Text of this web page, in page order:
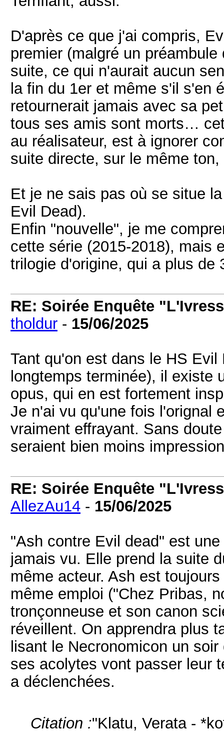
D'après ce que j'ai compris,
premier (malgré un
suite, ce qui n'aurait aucun
la fin du 1er et même s'il s'en
retournerait jamais avec sa
tous ses amis sont morts…
au réalisateur, est à ignorer
suite directe, sur le même
Et je ne sais pas où se situe
Evil Dead).
Enfin "nouvelle", je me
cette série (2015-2018), mais
trilogie d'origine, qui a plus de
RE: Soirée Enquête
tholdur - 15/06/2025
Tant qu'on est dans le HS
longtemps terminée), il existe
opus, qui en est fortement
Je n'ai vu qu'une fois l'orignal
vraiment effrayant. Sans
seraient bien moins
RE: Soirée Enquête
AllezAu14 - 15/06/2025
"Ash contre Evil dead" est
jamais vu. Elle prend la suite
même acteur. Ash est
même emploi ("Chez Pribas,
tronçonneuse et son canon
réveillent. On apprendra plus
lisant le Necronomicon un
ses acolytes vont passer leur
a déclenchées.
Citation :"Klatu, Verata -